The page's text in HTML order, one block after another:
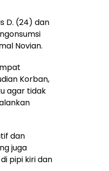
D. (24) dan
Novian.
Korban,
agar tidak
dan
juga
pipi kiri dan